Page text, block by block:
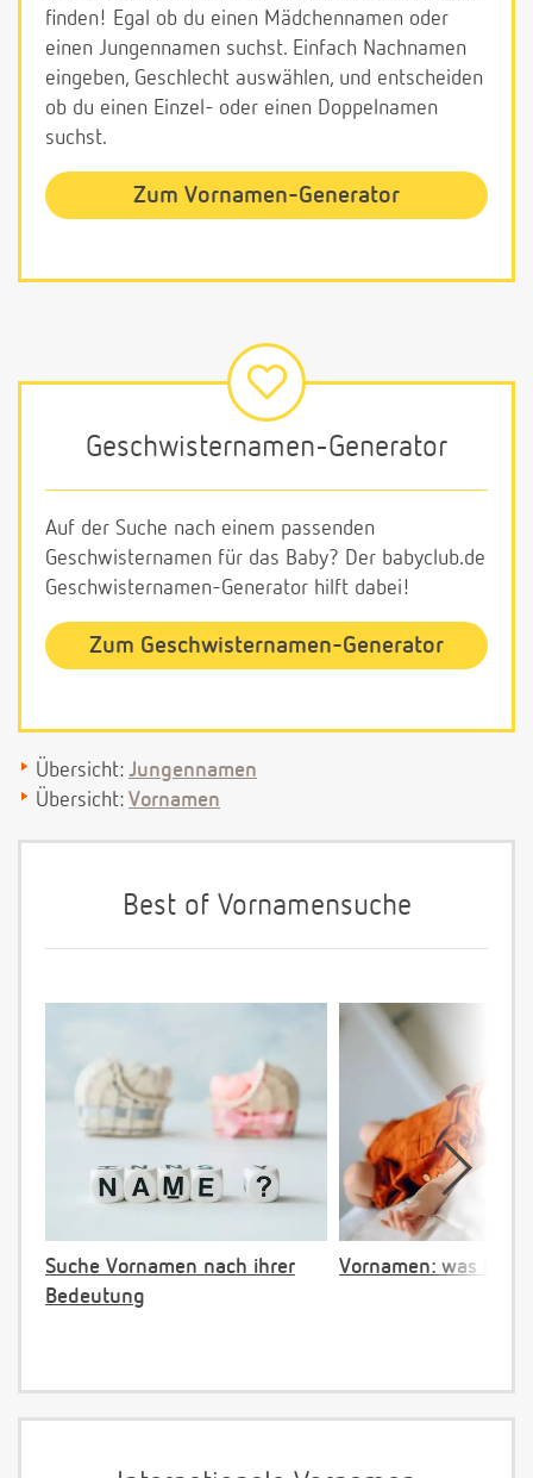
finden! Egal ob du einen Mädchennamen oder
einen Jungennamen suchst. Einfach Nachnamen
eingeben, Geschlecht auswählen, und entscheiden
ob du einen Einzel- oder einen Doppelnamen
suchst.
Zum Vornamen-Generator
Geschwisternamen-Generator
Auf der Suche nach einem passenden
Geschwisternamen für das Baby? Der babyclub.de
Geschwisternamen-Generator hilft dabei!
Zum Geschwisternamen-Generator
Übersicht: Jungennamen
Übersicht: Vornamen
Best of Vornamensuche
Suche Vornamen nach ihrer
Bedeutung
Vornamen: was ist